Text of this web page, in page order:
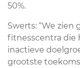
50%.
Swerts: “We
fitnesscentra die
inactieve
grootste